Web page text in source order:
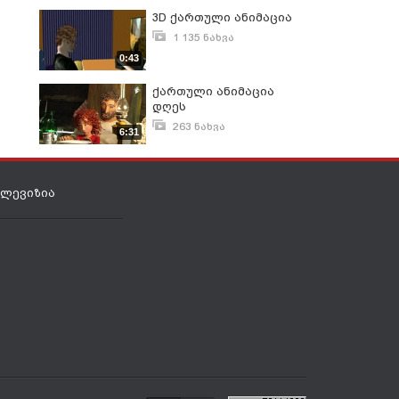
0:43
3D ქართული ანიმაცია
1 135 ნახვა
6:31
ქართული ანიმაცია
დღეს
263 ნახვა